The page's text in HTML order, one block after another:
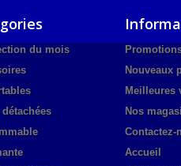
du mois
détachées
Nouveaux
Meilleures
Nos
Contactez-
Accueil